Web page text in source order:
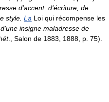
d'accent, d'écriture, de
style. La Loi qui récompense les
insigne maladresse de
., Salon de 1883, 1888, p. 75).